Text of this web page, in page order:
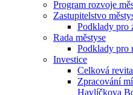
Program rozvoje
Zastupitelstvo
Podklady pro
Rada městyse
Podklady pro
Investice
Celková
Zpracování
Havlíčkova